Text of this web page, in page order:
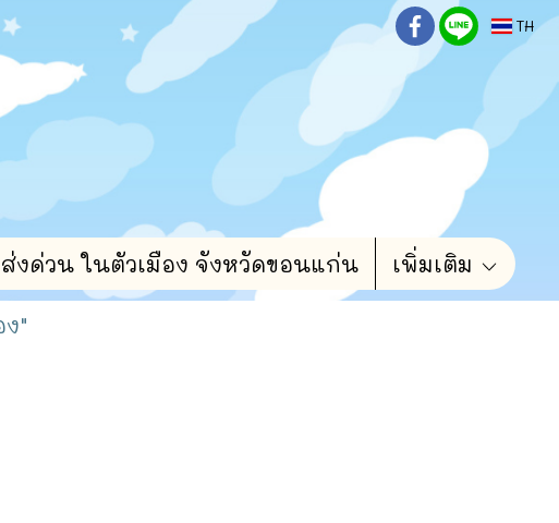
TH
งด่วน ในตัวเมือง จังหวัดขอนแก่น เพิ่มเติม
"